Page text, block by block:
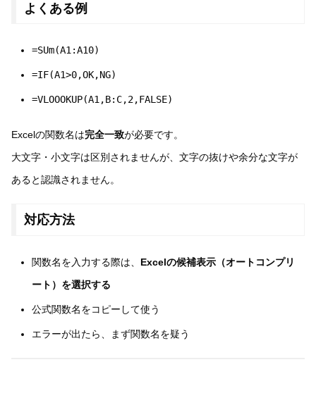
よくある例
=SUm(A1:A10)
=IF(A1>0,OK,NG)
=VLOOOKUP(A1,B:C,2,FALSE)
Excelの関数名は完全一致が必要です。
大文字・小文字は区別されませんが、文字の抜けや余分な文字が
あると認識されません。
対応方法
関数名を入力する際は、 Excelの候補表示（オートコンプリ
ート）を選択する
公式関数名をコピーして使う
エラーが出たら、まず関数名を疑う